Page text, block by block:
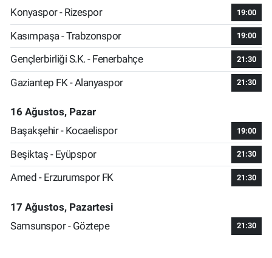
Konyaspor - Rizespor
19:00
Kasımpaşa - Trabzonspor 19:00
Gençlerbirliği S.K. - Fenerbahçe 21:30
Gaziantep FK - Alanyaspor 21:30
16 Ağustos, Pazar
Başakşehir - Kocaelispor
19:00
Beşiktaş - Eyüpspor 21:30
Amed - Erzurumspor FK 21:30
17 Ağustos, Pazartesi
Samsunspor - Göztepe
21:30